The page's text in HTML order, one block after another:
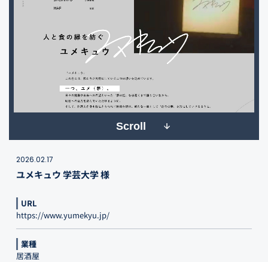
Scroll
2026.02.17
ユメキュウ 学芸大学 様
URL
https://www.yumekyu.jp/
業種
居酒屋